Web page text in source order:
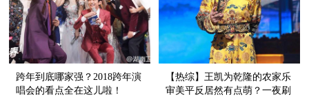
跨年到底哪家强？2018跨年演
唱会的看点全在这儿啦！
【热综】王凯为乾隆的农家乐
审美平反居然有点萌？一夜刷